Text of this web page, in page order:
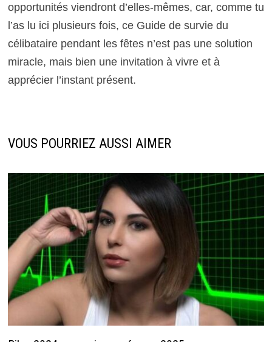
opportunités viendront d’elles-mêmes, car, comme tu
l’as lu ici plusieurs fois, ce Guide de survie du
célibataire pendant les fêtes n’est pas une solution
miracle, mais bien une invitation à vivre et à
apprécier l’instant présent.
VOUS POURRIEZ AUSSI AIMER